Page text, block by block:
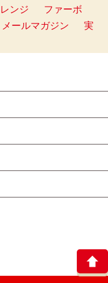
ンジ
ファーボ
メールマガジン
実